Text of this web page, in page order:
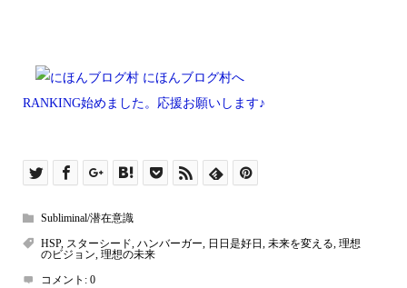
RANKING始めました。応援お願いします♪
Subliminal/潜在意識
HSP, スターシード, ハンバーガー, 日日是好日 , 未来を変える, 理想
のビジョン, 理想の未来
コメント: 0